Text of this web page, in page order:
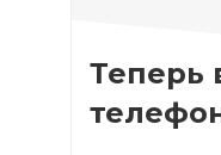
Теперь